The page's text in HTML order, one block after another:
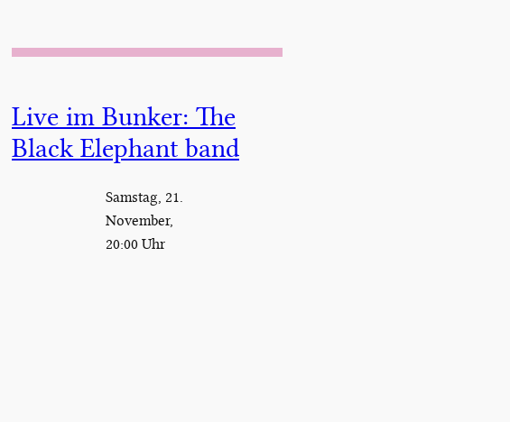
Live im Bunker: The
Black Elephant band
Samstag, 21.
November,
20:00 Uhr